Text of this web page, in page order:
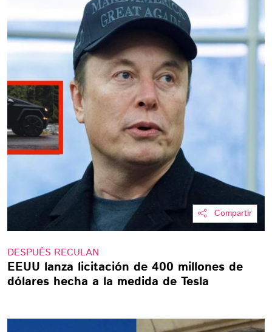
Compartir
DESPUÉS RECULAN
EEUU lanza licitación de 400 millones de
dólares hecha a la medida de Tesla